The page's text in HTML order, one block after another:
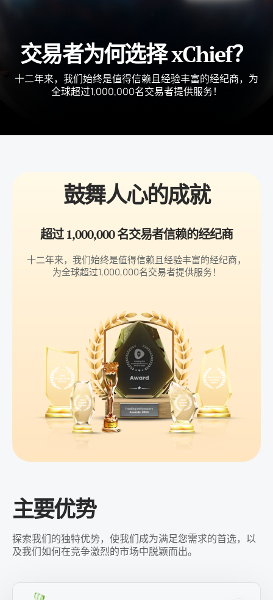
交易者为何选择 xChief？
十二年来，我们始终是值得信赖且经验丰富的经纪商，为
全球超过1,000,000名交易者提供服务！
鼓舞人心的成就
超过 1,000,000 名交易者信赖的经纪商
十二年来，我们始终是值得信赖且经验丰富的经纪商，
为全球超过1,000,000名交易者提供服务！
主要优势
探索我们的独特优势，使我们成为满足您需求的首选，以
及我们如何在竞争激烈的市场中脱颖而出。